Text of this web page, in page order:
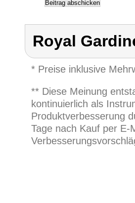
Royal
* Preise inklusive
** Diese Meinung
kontinuierlich als
Produktverbesserung
Tage nach Kauf per E-